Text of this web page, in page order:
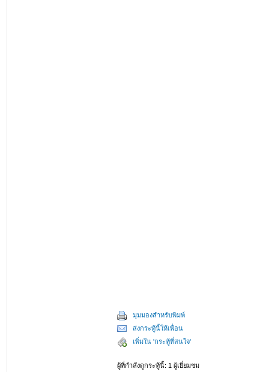
มุมมองสำหรับพิมพ์
ส่งกระทู้นี้ให้เพื่อน
เพิ่มใน 'กระทู้ที่สนใจ'
ผู้ที่กำลังดูกระทู้นี้: 1 ผู้เยี่ยมชม